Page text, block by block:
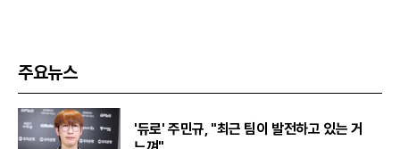
주요뉴스
'듀로' 주민규, "최근 팀이 발전하고 있는 거